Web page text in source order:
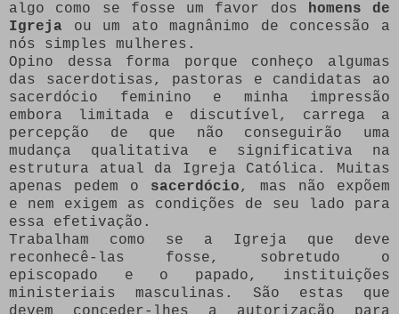
algo como se fosse um favor dos homens de
Igreja ou um ato magnânimo de concessão a
nós simples mulheres.
Opino dessa forma porque conheço algumas
das sacerdotisas, pastoras e candidatas ao
sacerdócio feminino e minha impressão
embora limitada e discutível, carrega a
percepção de que não conseguirão uma
mudança qualitativa e significativa na
estrutura atual da Igreja Católica. Muitas
apenas pedem o sacerdócio, mas não expõem
e nem exigem as condições de seu lado para
essa efetivação.
Trabalham como se a Igreja que deve
reconhecê-las fosse, sobretudo o
episcopado e o papado, instituições
ministeriais masculinas. São estas que